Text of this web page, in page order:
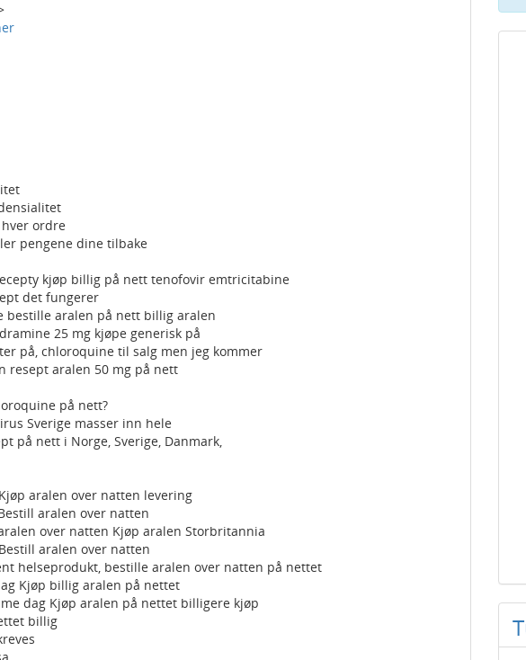
ordre
pengene dine tilbake
kjøp billig på nett tenofovir emtricitabine
det fungerer
bestille aralen på nett billig aralen
25 mg kjøpe generisk på
på, chloroquine til salg men jeg kommer
resept aralen 50 mg på nett
på nett?
Sverige masser inn hele
på nett i Norge, Sverige, Danmark,
aralen over natten levering
aralen over natten
over natten Kjøp aralen Storbritannia
aralen over natten
helseprodukt, bestille aralen over natten på nettet
Kjøp billig aralen på nettet
dag Kjøp aralen på nettet billigere kjøp
billig